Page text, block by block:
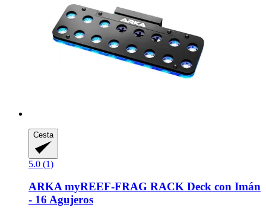
Cesta
5.0 (1)
ARKAmyREEF-​FRAG RACK Deck con Imán
-​ 16 Agujeros